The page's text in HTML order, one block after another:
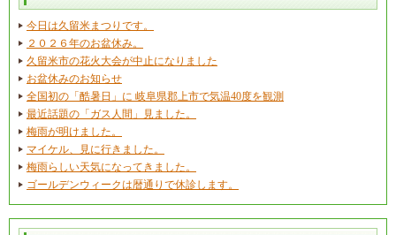
今日は久留米まつりです。
２０２６年のお盆休み。
久留米市の花火大会が中止になりました
お盆休みのお知らせ
全国初の「酷暑日」に 岐阜県郡上市で気温40度を観測
最近話題の「ガス人間」見ました。
梅雨が明けました。
マイケル、見に行きました。
梅雨らしい天気になってきました。
ゴールデンウィークは暦通りで休診します。